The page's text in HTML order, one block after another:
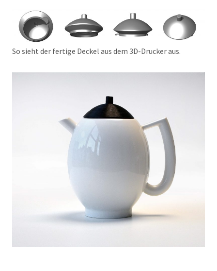
So sieht der fertige Deckel aus dem 3D-Drucker aus.